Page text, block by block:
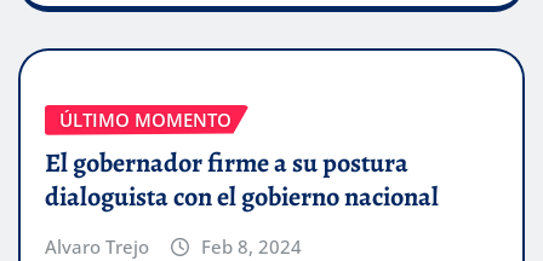
ÚLTIMO MOMENTO
El gobernador firme a su postura
dialoguista con el gobierno nacional
Alvaro Trejo Feb 8, 2024